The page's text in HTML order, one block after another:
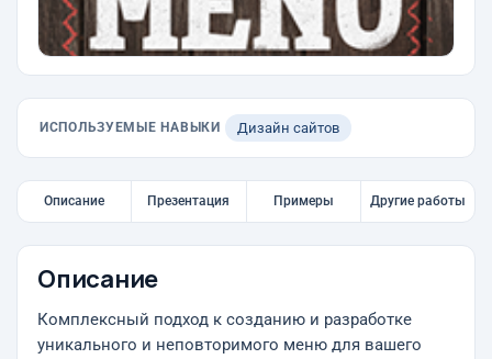
ИСПОЛЬЗУЕМЫЕ НАВЫКИ Дизайн сайтов
Описание Презентация Примеры Другие работы
Описание
Комплексный подход к созданию и разработке
уникального и неповторимого меню для вашего